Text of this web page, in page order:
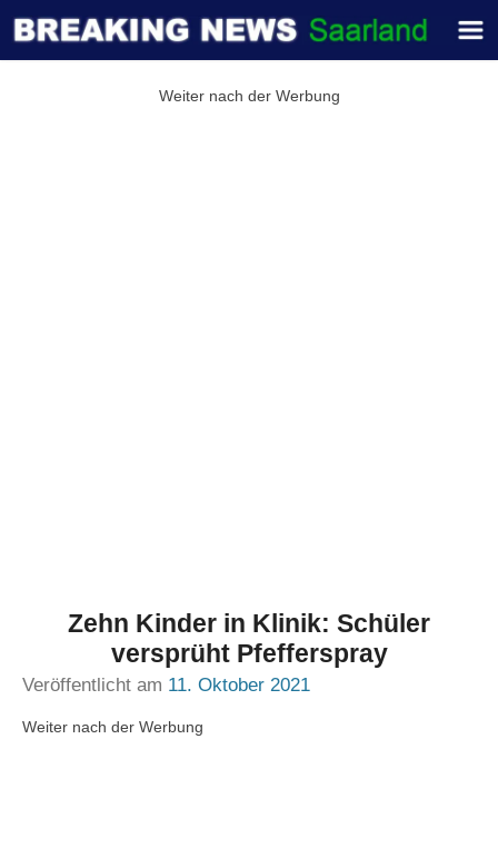
Weiter nach der Werbung
Zehn Kinder in Klinik: Schüler
versprüht Pfefferspray
Veröffentlicht am 11. Oktober 2021
Weiter nach der Werbung